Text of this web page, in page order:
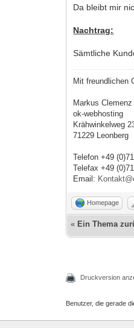
Da bleibt mir
Nachtrag:
Sämtliche
Mit freundlichen
Markus Clemenz
ok-webhosting
Krähwinkelweg
71229 Leonberg
Telefon +49
Telefax +49
Email:
Homepage
« Ein Thema
Druckversion
Benutzer, die gerade